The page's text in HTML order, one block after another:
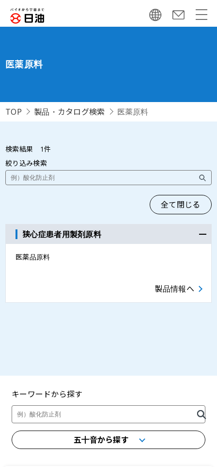
医薬原料
TOP 製品・カタログ検索 医薬原料
検索結果 1件
絞り込み検索
全て閉じる
狭心症患者用製剤原料
医薬品原料
製品情報へ
キーワードから探す
五十音から探す